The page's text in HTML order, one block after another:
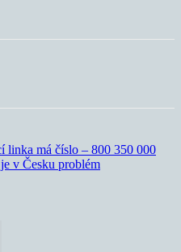
linka má číslo – 800 350 000
v Česku problém